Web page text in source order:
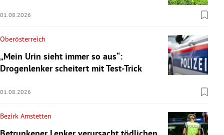
01.08.2026
Oberösterreich
„Mein Urin sieht immer so aus“:
Drogenlenker scheitert mit Test-Trick
01.08.2026
Bezirk Amstetten